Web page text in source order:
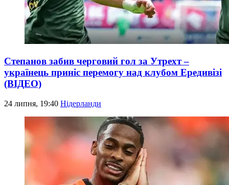
Степанов забив черговий гол за Утрехт –
українець приніс перемогу над клубом Ередивізі
(ВІДЕО)
24 липня, 19:40 Нідерланди